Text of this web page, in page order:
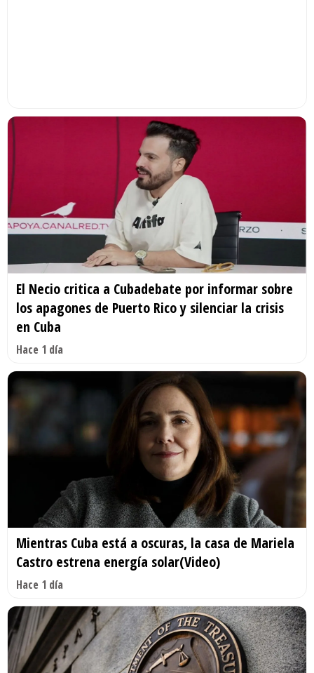
El Necio critica a Cubadebate por informar sobre
los apagones de Puerto Rico y silenciar la crisis
en Cuba
Hace 1 día
Mientras Cuba está a oscuras, la casa de Mariela
Castro estrena energía solar(Video)
Hace 1 día